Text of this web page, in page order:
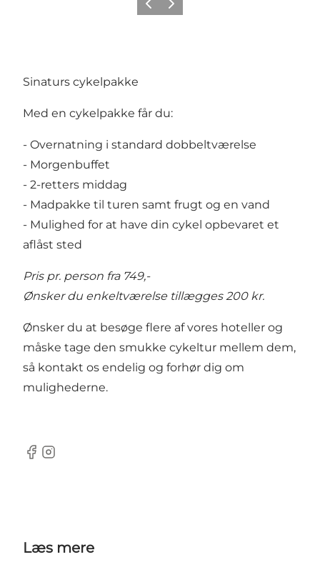
ForrigeNæste
Sinaturs cykelpakke
Med en cykelpakke får du:
- Overnatning i standard dobbeltværelse
- Morgenbuffet
- 2-retters middag
- Madpakke til turen samt frugt og en vand
- Mulighed for at have din cykel opbevaret et
aflåst sted
Pris pr. person fra 749,-
Ønsker du enkeltværelse tillægges 200 kr.
Ønsker du at besøge flere af vores hoteller og
måske tage den smukke cykeltur mellem dem,
så kontakt os endelig og forhør dig om
mulighederne.
Facebook
Instagram
Læs mere